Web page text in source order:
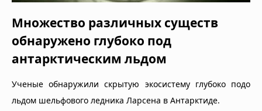
Множество различных существ
обнаружено глубоко под
антарктическим льдом
Ученые обнаружили скрытую экосистему глубоко подо
льдом шельфового ледника Ларсена в Антарктиде.